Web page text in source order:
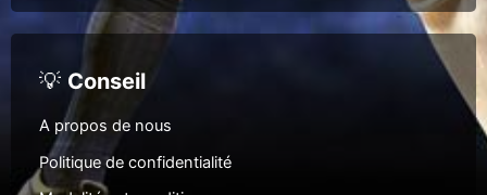
💡 Conseil
A propos de nous
Politique de confidentialité